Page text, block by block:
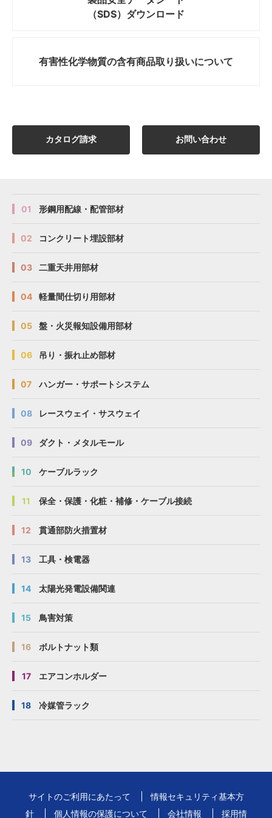
（SDS）ダウンロード
有害性化学物質の含有商品取り扱いについて
カタログ請求 お問い合わせ
01 形鋼用配線・配管部材
02 コンクリート埋設部材
03 二重天井用部材
04 軽量間仕切り用部材
05 盤・火災報知設備用部材
06 吊り・振れ止め部材
07 ハンガー・サポートシステム
08 レースウェイ・サスウェイ
09 ダクト・メタルモール
10 ケーブルラック
11 保全・保護・化粧・補修・ケーブル接続
12 貫通部防火措置材
13 工具・検電器
14 太陽光発電設備関連
15 鳥害対策
16 ボルトナット類
17 エアコンホルダー
18 冷媒管ラック
サイトのご利用にあたって
情報セキュリティ基本方
針
個人情報の保護について 会社情報 採用情